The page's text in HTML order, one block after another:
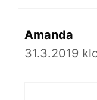
Amanda
31.3.2019